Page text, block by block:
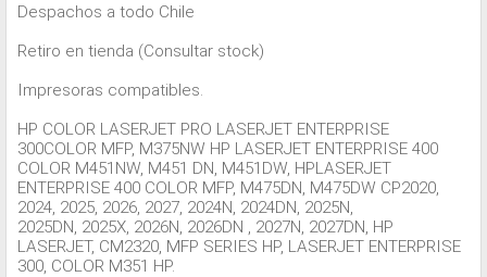
Despachos a todo Chile
Retiro en tienda (Consultar stock)
Impresoras compatibles.
HP COLOR LASERJET PRO LASERJET ENTERPRISE
300COLOR MFP, M375NW HP LASERJET ENTERPRISE 400
COLOR M451NW, M451 DN, M451DW, HPLASERJET
ENTERPRISE 400 COLOR MFP, M475DN, M475DW CP2020,
2024, 2025, 2026, 2027, 2024N, 2024DN, 2025N,
2025DN, 2025X, 2026N, 2026DN , 2027N, 2027DN, HP
LASERJET, CM2320, MFP SERIES HP, LASERJET ENTERPRISE
300, COLOR M351 HP.